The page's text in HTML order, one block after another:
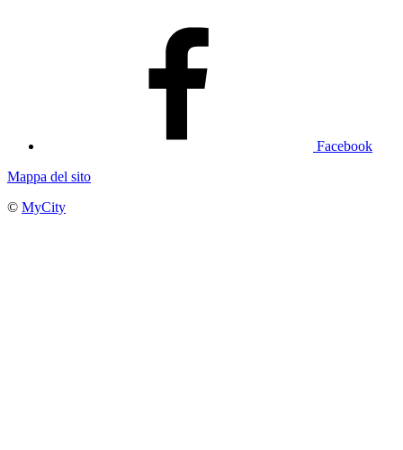
Facebook
Mappa del sito
© MyCity